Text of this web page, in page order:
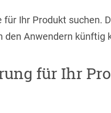
Ihr Produkt suchen.
Anwendern künftig
für Ihr